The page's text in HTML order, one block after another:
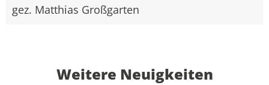
gez. Matthias Großgarten
Weitere Neuigkeiten